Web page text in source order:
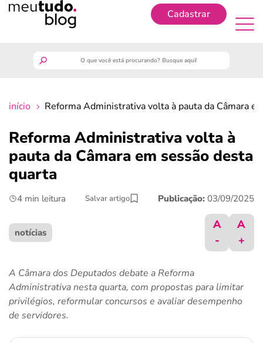
Cadastrar
finanças
benefícios
últimas notícias
ferramentas
início Reforma Administrativa volta à pauta da Câmara
Reforma Administrativa volta à
pauta da Câmara em sessão desta
quarta
4 min leitura Salvar artigo Publicação: 03/09/2025
notícias
A
-
A
+
A Câmara dos Deputados debate a Reforma
Administrativa nesta quarta, com propostas para limitar
privilégios, reformular concursos e avaliar desempenho
de servidores.